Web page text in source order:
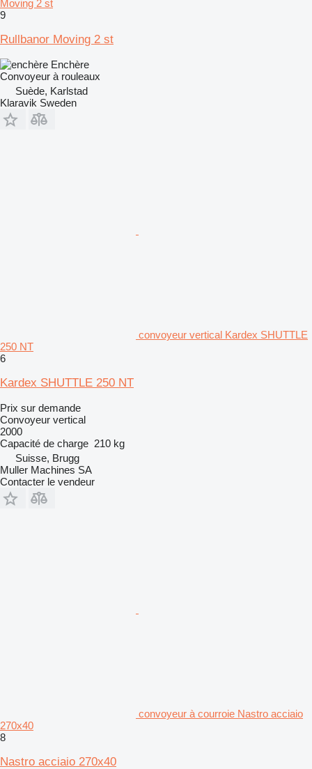
Moving 2 st
9
Rullbanor Moving 2 st
Enchère
Convoyeur à rouleaux
Suède, Karlstad
Klaravik Sweden
convoyeur vertical Kardex SHUTTLE
250 NT
6
Kardex SHUTTLE 250 NT
Prix sur demande
Convoyeur vertical
2000
Capacité de charge 210 kg
Suisse, Brugg
Muller Machines SA
Contacter le vendeur
convoyeur à courroie Nastro acciaio
270x40
8
Nastro acciaio 270x40